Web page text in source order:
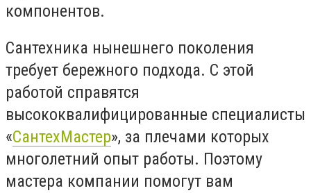
компонентов.
Сантехника нынешнего поколения
требует бережного подхода. С этой
работой справятся
высококвалифицированные специалисты
«СантехМастер», за плечами которых
многолетний опыт работы. Поэтому
мастера компании помогут вам